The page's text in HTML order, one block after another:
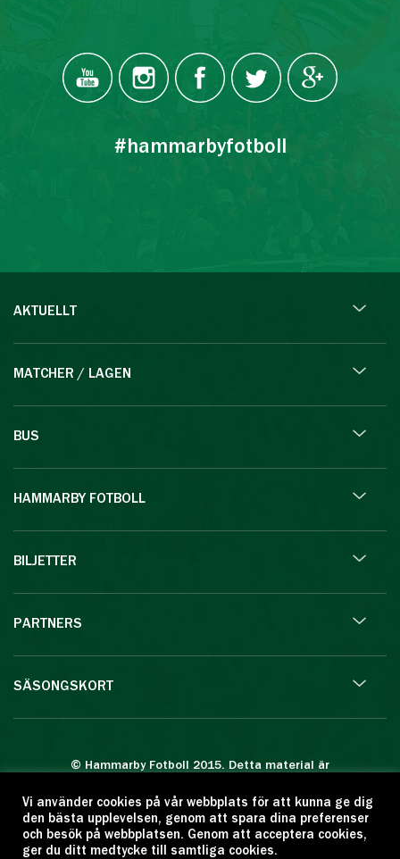
#hammarbyfotboll
AKTUELLT
MATCHER / LAGEN
BUS
HAMMARBY FOTBOLL
BILJETTER
PARTNERS
SÄSONGSKORT
© Hammarby Fotboll 2015. Detta material är
Eftertryck eller annan kopiering är förbjuden.
Citera oss gärna men ange källan:
www.hammarbyfotboll.se. Ansvarig utgivare:
Vi använder cookies på vår webbplats för att kunna ge dig
den bästa upplevelsen, genom att spara dina preferenser
och besök på webbplatsen. Genom att acceptera cookies,
ger du ditt medtycke till samtliga cookies.